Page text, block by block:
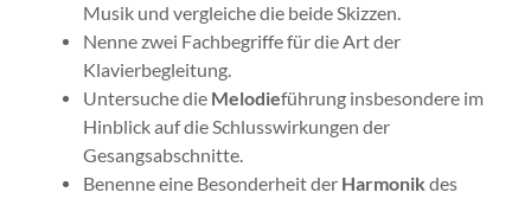
Musik und vergleiche die beide Skizzen.
Nenne zwei Fachbegriffe für die Art der
Klavierbegleitung.
Untersuche die Melodieführung insbesondere im
Hinblick auf die Schlusswirkungen der
Gesangsabschnitte.
Benenne eine Besonderheit der Harmonikdes